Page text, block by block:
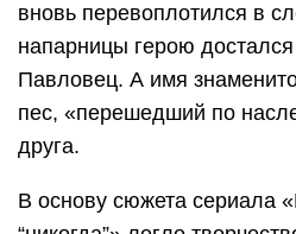
вновь перевоплотился в
напарницы герою
Павловец. А имя
пес, «перешедший по
друга.
В основу сюжета сериала